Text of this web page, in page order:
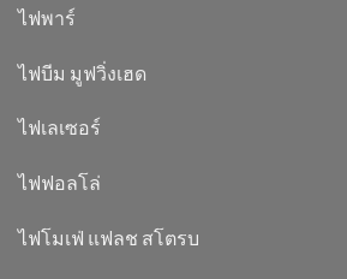
ไฟพาร์
ไฟบีม มูฟวิ่งเฮด
ไฟเลเซอร์
ไฟฟอลโล่
ไฟโมเฟ่ แฟลช สโตรบ